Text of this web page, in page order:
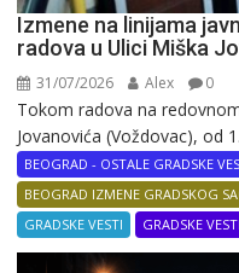
Izmene na linijama
radova u Ulici Miška
31/07/2026 Alex 0
Tokom radova na
Jovanovića (Voždovac), od
BEOGRAD - OSTALE GRADSKE
BEOGRAD IZMENE GRADSKOG
GRADSKE VESTI
GRADSKE